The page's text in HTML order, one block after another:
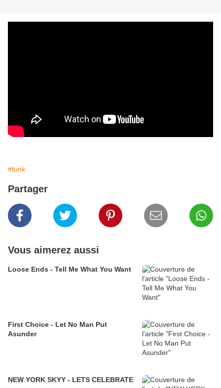
#funk
Partager
Vous aimerez aussi
Loose Ends - Tell Me What You Want
First Choice - Let No Man Put
Asunder
NEW YORK SKYY - LETS CELEBRATE